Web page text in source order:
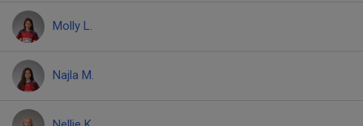
Molly L.
Najla M.